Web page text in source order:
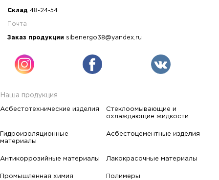
Склад 48-24-54
Почта
Заказ продукции sibenergo38@yandex.ru
Наша продукция
Асбестотехнические изделия
Стеклоомывающие и
охлаждающие жидкости
Гидроизоляционные
материалы
Асбестоцементные изделия
Антикоррозийные материалы Лакокрасочные материалы
Промышленная химия Полимеры